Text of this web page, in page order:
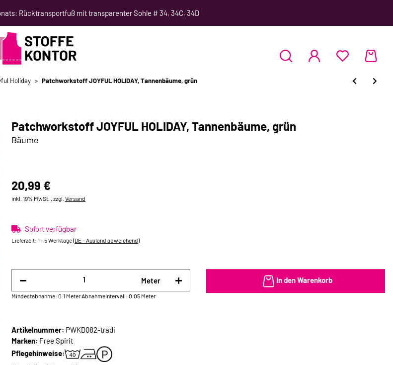
Rücktransportfuß mit transparenter Sohle # 34, 34C, 34D
NÄHKURSE
Holiday Patchworkstoff JOYFUL HOLIDAY, Tannenbäume, grün
Patchworkstoff JOYFUL HOLIDAY, Tannenbäume, grün
Bäume
20,99 €
inkl. 19% MwSt. , zzgl. Versand
Sofort verfügbar
Lieferzeit: 1 - 5 Werktage(DE - Ausland abweichend)
Meter
Mindestabnahme: 0.1 MeterAbnahmeintervall: 0.05 Meter
In den Warenkorb
Artikelnummer: PWKD082-tradi
Marken: Free Spirit
Pflegehinweise: